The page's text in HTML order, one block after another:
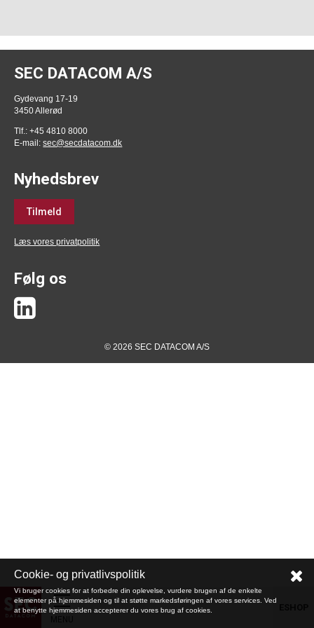
SEC DATACOM A/S
Gydevang 17-19
3450 Allerød
Tlf.: +45 4810 8000
E-mail:sec@secdatacom.dk
Nyhedsbrev
Tilmeld
Læs vores privatpolitik
Følg os
© 2026 SEC DATACOM A/S
Cookie- og privatlivspolitik
Vi bruger cookies for at forbedre din oplevelse, vurdere brugen af de enkelte
elementer på hjemmesiden og til at støtte markedsføringen af vores services. Ved
at benytte hjemmesiden accepterer du vores brug af cookies.